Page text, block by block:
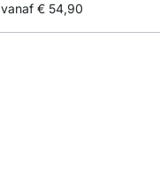
vanaf € 54,90